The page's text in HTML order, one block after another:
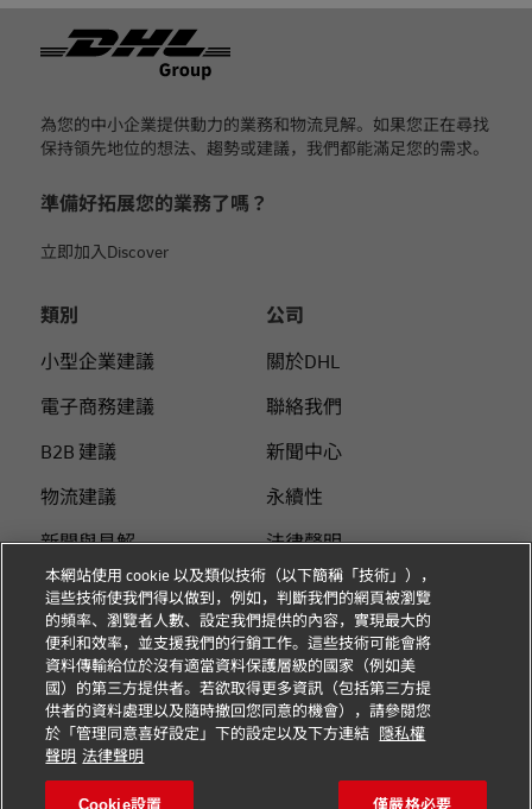
為您的中小企業提供動力的業務和物流見解。如果您正在尋找
保持領先地位的想法、趨勢或建議，我們都能滿足您的需求。
準備好拓展您的業務了嗎？
立即加入Discover
類別
小型企業建議
電子商務建議
B2B 建議
物流建議
新聞與見解
使用DHL 寄件
個人付費指南
公司
關於DHL
聯絡我們
新聞中心
永續性
法律聲明
使用條款
隱私
Cookie 设置
關注我們
本網站使用 cookie 以及類似技術（以下簡稱「技術」），
這些技術使我們得以做到，例如，判斷我們的網頁被瀏覽
的頻率、瀏覽者人數、設定我們提供的內容，實現最大的
便利和效率，並支援我們的行銷工作。這些技術可能會將
資料傳輸給位於沒有適當資料保護層級的國家（例如美
國）的第三方提供者。若欲取得更多資訊（包括第三方提
供者的資料處理以及隨時撤回您同意的機會），請參閱您
於「管理同意喜好設定」下的設定以及下方連結
隱私權
聲明 法律聲明
Cookie設置 僅嚴格必要